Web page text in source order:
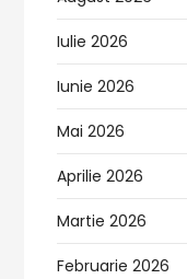
Iulie 2026
Iunie 2026
Mai 2026
Aprilie 2026
Martie 2026
Februarie 2026